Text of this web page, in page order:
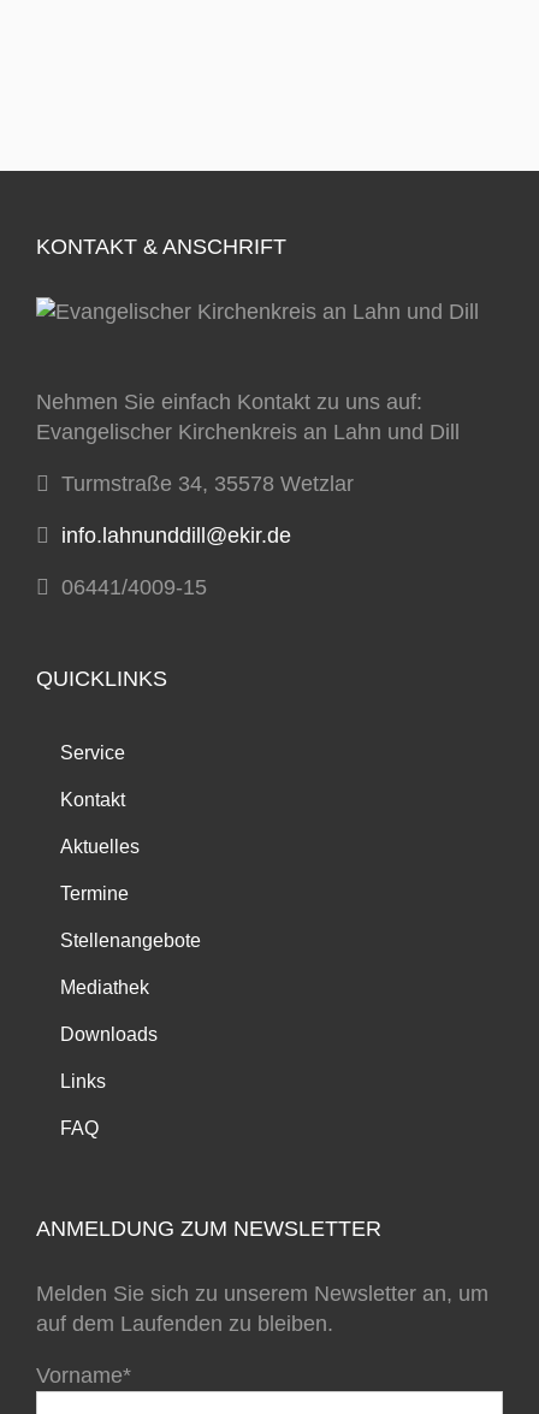
KONTAKT & ANSCHRIFT
Nehmen Sie einfach Kontakt zu uns auf:
Evangelischer Kirchenkreis an Lahn und Dill
Turmstraße 34, 35578 Wetzlar
info.lahnunddill@ekir.de
06441/4009-15
QUICKLINKS
Service
Kontakt
Aktuelles
Termine
Stellenangebote
Mediathek
Downloads
Links
FAQ
ANMELDUNG ZUM NEWSLETTER
Melden Sie sich zu unserem Newsletter an, um
auf dem Laufenden zu bleiben.
Vorname*